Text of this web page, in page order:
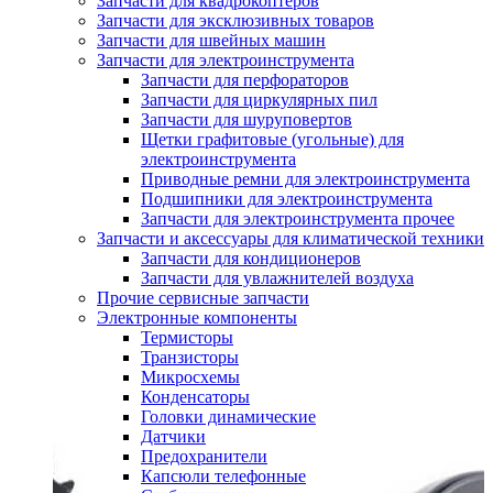
Запчасти для эксклюзивных товаров
Запчасти для швейных машин
Запчасти для электроинструмента
Запчасти для перфораторов
Запчасти для циркулярных пил
Запчасти для шуруповертов
Щетки графитовые (угольные) для
электроинструмента
Приводные ремни для электроинструмента
Подшипники для электроинструмента
Запчасти для электроинструмента прочее
Запчасти и аксессуары для климатической техники
Запчасти для кондиционеров
Запчасти для увлажнителей воздуха
Прочие сервисные запчасти
Электронные компоненты
Термисторы
Транзисторы
Микросхемы
Конденсаторы
Головки динамические
Датчики
Предохранители
Капсюли телефонные